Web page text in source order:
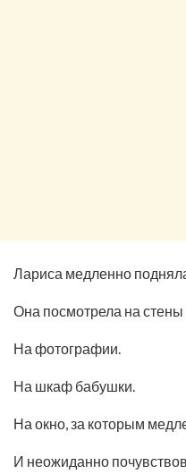
Лариса медленно
Она посмотрела на стены
На фотографии.
На шкаф бабушки.
На окно, за которым
И неожиданно